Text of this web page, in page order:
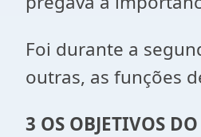
Foi durante a
outras, as funções
3 OS OBJETIVOS